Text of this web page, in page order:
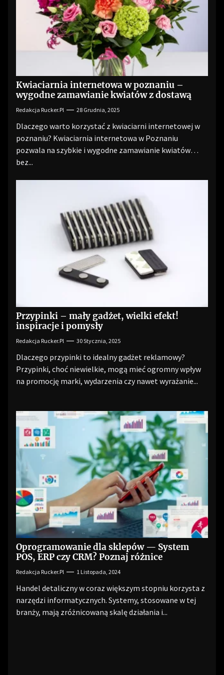
Kwiaciarnia internetowa w poznaniu –
wygodne zamawianie kwiatów z dostawą
Redakcja Rucker.pl 28 Grudnia, 2025
Dlaczego warto korzystać z kwiaciarni internetowej w
poznaniu? Kwiaciarnia internetowa w Poznaniu
pozwala na szybkie i wygodne zamawianie kwiatów
bez...
Przypinki – mały gadżet, wielki efekt!
inspiracje i pomysły
Redakcja Rucker.pl 30 Stycznia, 2025
Dlaczego przypinki to idealny gadżet reklamowy?
Przypinki, choć niewielkie, mogą mieć ogromny wpływ
na promocję marki, wydarzenia czy nawet wyrażanie...
Oprogramowanie dla sklepów — System
POS, ERP czy CRM? Poznaj różnice
Redakcja Rucker.pl 1 Listopada, 2024
Handel detaliczny w coraz większym stopniu korzysta z
narzędzi informatycznych. Systemy, stosowane w tej
branży, mają zróżnicowaną skalę działania i...